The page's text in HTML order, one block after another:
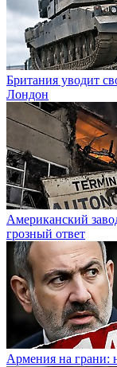
Британия уводит
Лондон
Американский
грозный ответ
Армения на грани: